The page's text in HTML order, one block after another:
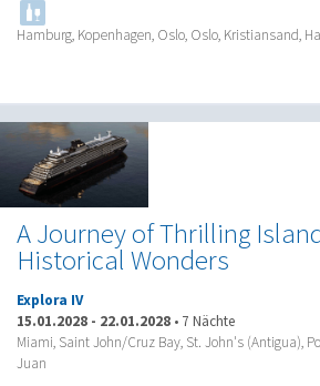
Hamburg, Kopenhagen, Oslo, Oslo, Kristiansand,
A Journey of Thrilling
Historical Wonders
Explora IV
15.01.2028 - 22.01.2028 • 7 Nächte
Miami, Saint John/Cruz Bay, St. John's (Antigua),
Juan